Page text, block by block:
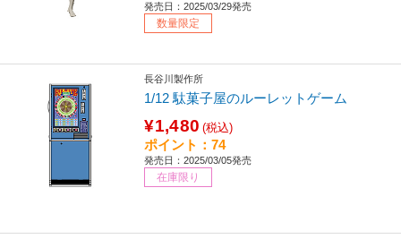
発売日：2025/03/29発売
数量限定
長谷川製作所
1/12 駄菓子屋のルーレットゲーム
¥1,480 (税込)
ポイント：74
発売日：2025/03/05発売
在庫限り